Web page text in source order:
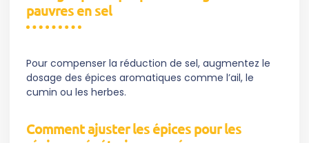
pauvres en sel
Pour compenser la réduction de sel, augmentez le
dosage des épices aromatiques comme l’ail, le
cumin ou les herbes.
Comment ajuster les épices pour les